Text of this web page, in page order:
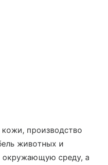
кожи, производство
животных и
окружающую среду, а